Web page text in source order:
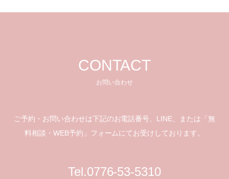
CONTACT
お問い合わせ
ご予約・お問い合わせは下記のお電話番号、LINE、
または「無
料相談・WEB予約」フォームにてお受けしております。
Tel.0776-53-5310